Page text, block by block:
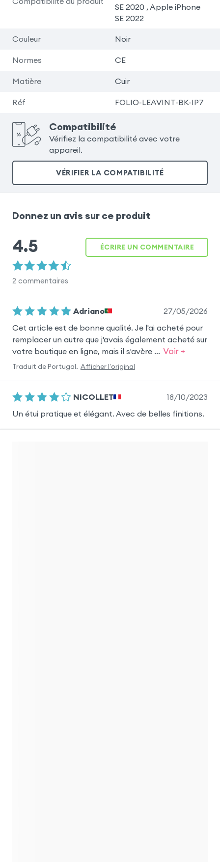
SE 2020 , Apple iPhone
SE 2022
Couleur Noir
Normes CE
Matière Cuir
Réf FOLIO-LEAVINT-BK-IP7
Compatibilité
Vérifiez la compatibilité avec votre
appareil.
VÉRIFIER LA COMPATIBILITÉ
Donnez un avis sur ce produit
4.5
2 commentaires
ÉCRIRE UN COMMENTAIRE
Adriano
27/05/2026
Cet article est de bonne qualité. Je l'ai acheté pour
remplacer un autre que j'avais également acheté sur
votre boutique en ligne, mais il s'avère ... Voir +
Traduit dePortugal. Afficher l'original
NICOLLET
18/10/2023
Un étui pratique et élégant. Avec de belles finitions.